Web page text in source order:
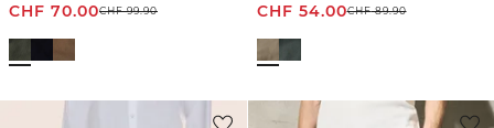
CHF 70.00CHF99.90
CHF 54.00CHF89.90